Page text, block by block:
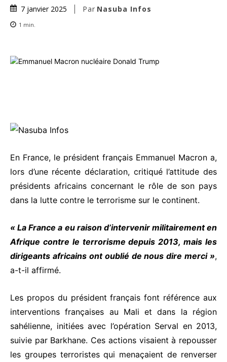
7 janvier 2025 Par Nasuba Infos
1 min.
En France, le président français Emmanuel Macron a,
lors d’une récente déclaration, critiqué l’attitude des
présidents africains concernant le rôle de son pays
dans la lutte contre le terrorisme sur le continent.
« La France a eu raison d’intervenir militairement en
Afrique contre le terrorisme depuis 2013, mais les
dirigeants africains ont oublié de nous dire merci »,
a-t-il affirmé.
Les propos du président français font référence aux
interventions françaises au Mali et dans la région
sahélienne, initiées avec l’opération Serval en 2013,
suivie par Barkhane. Ces actions visaient à repousser
les groupes terroristes qui menaçaient de renverser